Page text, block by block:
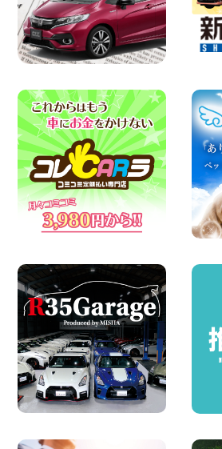
人気のハイエース!!
町店
100円
夏季休暇のお知らせ
夏季休暇のお知らせ
お盆も休まず営業し
旭南本宿町店
100円
坂出川津店
【カーシェアのレン
した!】 岐阜県 各務